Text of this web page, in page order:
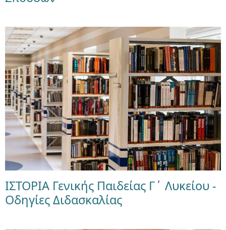
ΙΣΤΟΡΙΑ Γενικής Παιδείας Γ΄ Λυκείου -
Οδηγίες Διδασκαλίας